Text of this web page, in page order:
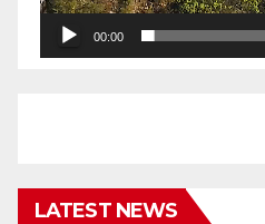
00:00
LATEST NEWS